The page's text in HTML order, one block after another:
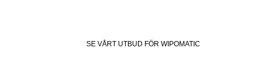
SE VÅRT UTBUD FÖR WIPOMATIC